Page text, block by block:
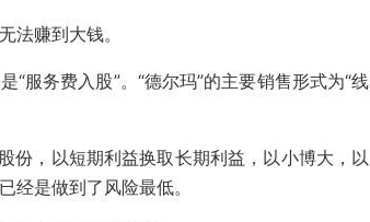
法赚到大钱。
服务费入股”。“德尔玛”的主要销售形式为“线
份，以短期利益换取长期利益，以小博大，以
是做到了风险最低。